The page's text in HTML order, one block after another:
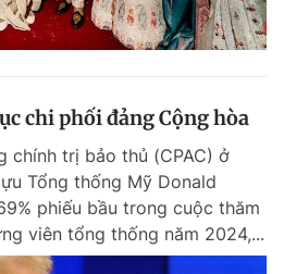
chi phối đảng Cộng hòa
chính trị bảo thủ (CPAC) ở
Tổng thống Mỹ Donald
phiếu bầu trong cuộc thăm
viên tổng thống năm 2024,...